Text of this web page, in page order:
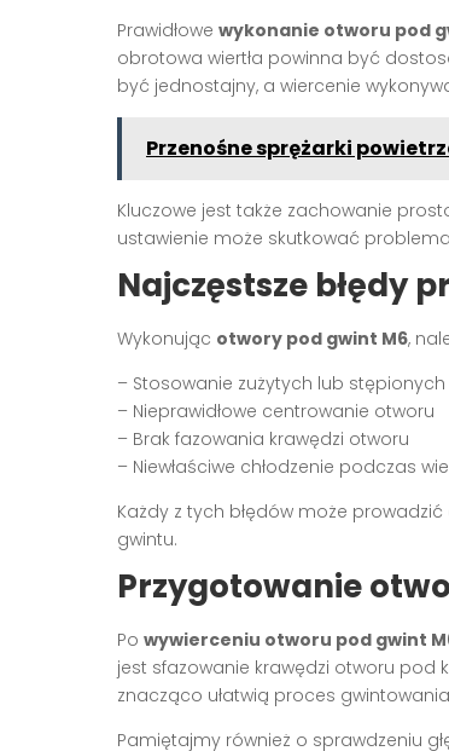
Prawidłowe wykonanie otworu pod
obrotowa wiertła powinna być
być jednostajny, a wiercenie
Przenośne sprężarki
Kluczowe jest także zachowanie
ustawienie może skutkować
Najczęstsze błędy
Wykonując otwory pod gwint M6,
– Stosowanie zużytych lub stępionych
– Nieprawidłowe centrowanie otworu
– Brak fazowania krawędzi otworu
– Niewłaściwe chłodzenie podczas
Każdy z tych błędów może
gwintu.
Przygotowanie
Po wywierceniu otworu pod gwint
jest sfazowanie krawędzi otworu pod
znacząco ułatwią proces
Pamiętajmy również o sprawdzeniu